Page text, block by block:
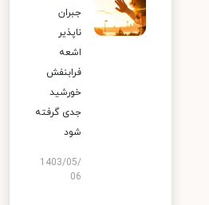
جبران
ناپذیر
اشعه
فرابنفش
خورشید
جدی گرفته
شود
1403/05/
06